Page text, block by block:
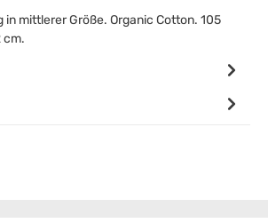
in mittlerer Größe. Organic Cotton. 105
cm.